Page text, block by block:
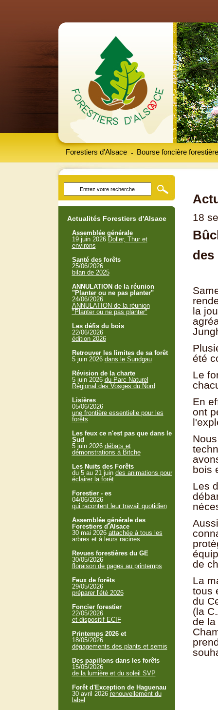
Forestiers d'Alsace Bourse foncière forestière
-
18
des
la
été
Le
En
ont
bois
Les
de
La
tous
du
(la
de la
Actualités Forestiers d'Alsace
Assemblée générale
19 juin 2026 Doller, Thur et
environs
Santé des forêts
25/06/2026
bilan de 2025
ANNULATION de la réunion
"Planter ou ne pas planter"
24/06/2026
ANNULATION de la réunion
"Planter ou ne pas planter"
Les défis du bois
22/06/2026
édition 2026
Retrouver les limites de sa forêt
5 juin 2026 dans le Sundgau
Révision de la charte
5 juin 2026 du Parc Naturel
Régional des Vosges du Nord
Lisières
05/06/2026
une frontière essentielle pour les
forêts
Les feux ce n'est pas que dans le
Sud
5 juin 2026 débats et
démonstrations à Bitche
Les Nuits des Forêts
du 5 au 21 juin des animations pour
éclairer la forêt
Forestier - es
04/06/2026
qui racontent leur travail quotidien
Assemblée générale des
Forestiers d'Alsace
30 mai 2026 attachée à tous les
arbres et à leurs racines
Revues forestières du GE
30/05/2026
floraison de pages au printemps
Feux de forêts
29/05/2026
préparer l'été 2026
Foncier forestier
22/05/2026
et dispositif ECIF
Printemps 2026 et
18/05/2026
dégagements des plants et semis
Des papillons dans les forêts
15/05/2026
de la lumière et du soleil SVP
Forêt d'Exception de Haguenau
30 avril 2026 renouvellement du
label